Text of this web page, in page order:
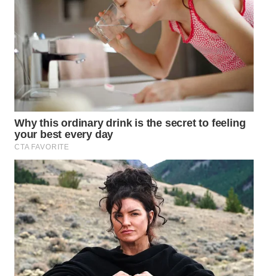
KARAWANG
WN
BEKASI
WN
BOGOR
DEPOK
WN
TAPANULI
UTARA
WN
SAMOSIR